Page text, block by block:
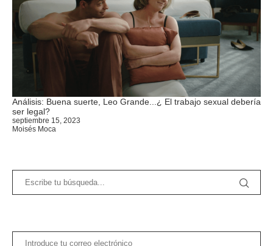
Análisis: Buena suerte, Leo Grande...¿ El trabajo sexual debería
ser legal?
septiembre 15, 2023
Moisés Moca